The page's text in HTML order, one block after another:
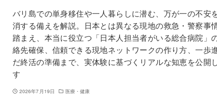
バリ島での単身移住や一人暮らしに潜む、万が一の不安
消する備えを解説。日本とは異なる現地の救急・警察事
踏まえ、本当に役立つ「日本人担当者がいる総合病院」
絡先確保、信頼できる現地ネットワークの作り方、一歩
だ終活の準備まで、実体験に基づくリアルな知恵を公開
す
2026年7月19日 医療・健康